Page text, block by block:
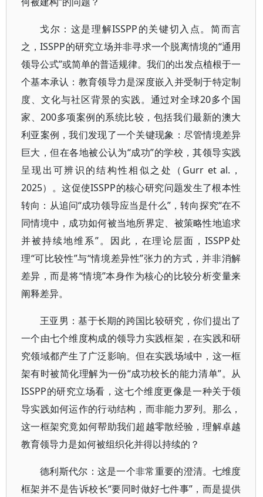
戈尔：这是理解ISSPP的关键切入点。简而言
之，ISSPP的研究立场并非寻求一个脱离情境的“通用
领导公式”或简单的普适规律。我们的出发点植根于一
个基本承认：教育领导力是深度嵌入并受制于特定制
度、文化与社区背景的实践。通过对全球20多个国
家、200多项案例的系统比较，包括我们最新的澳大
利亚案例，我们发现了一个关键现象：尽管情境差异
巨大，但在各地被公认为“成功”的学校，其领导实践
呈现出可辨识的结构性相似之处（Gurr et al.，
2025）。这促使ISSPP的核心研究问题发生了根本性
转向：从追问“成功领导应当是什么”，转向探究“在不
同情境中，成功如何被当地所界定、被策略性地追求
并被持续地维系”。因此，在理论层面，ISSPP处
理“可比较性”与“情境差异性”张力的方式，并非消解
差异，而是将“情境”本身作为核心的比较分析变量来
阐释差异。
王亚男：基于长期的跨国比较研究，你们提出了
一个由七个维度构成的领导力实践框架，在实践和研
究领域都产生了广泛影响。但在实践场域中，这一框
架有时被简化理解为一份“成功校长的能力清单”。从
ISSPP的研究立场看，这七个维度更像是一种关于领
导实践如何运作的行动结构，而非能力罗列。那么，
这一框架究竟如何帮助我们超越零散经验，理解卓越
教育领导力是如何被组织化并得以持续的？
德利斯代尔：这是一个非常重要的澄清。七维度
框架并不是告诉校长“要同时做好七件事”，而是提供